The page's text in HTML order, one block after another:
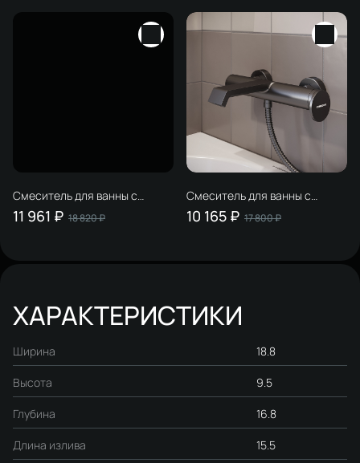
Смеситель для ванны с
душем STWORKI Лерум
S04100CR хром, латунь,
11 961 ₽ 18 820 ₽
Смеситель для ванны с
душем STWORKI Лерум
S04100GB вороненая сталь,
10 165 ₽ 17 800 ₽
ХАРАКТЕРИСТИКИ
Ширина 18.8
Высота 9.5
Глубина 16.8
Длина излива 15.5